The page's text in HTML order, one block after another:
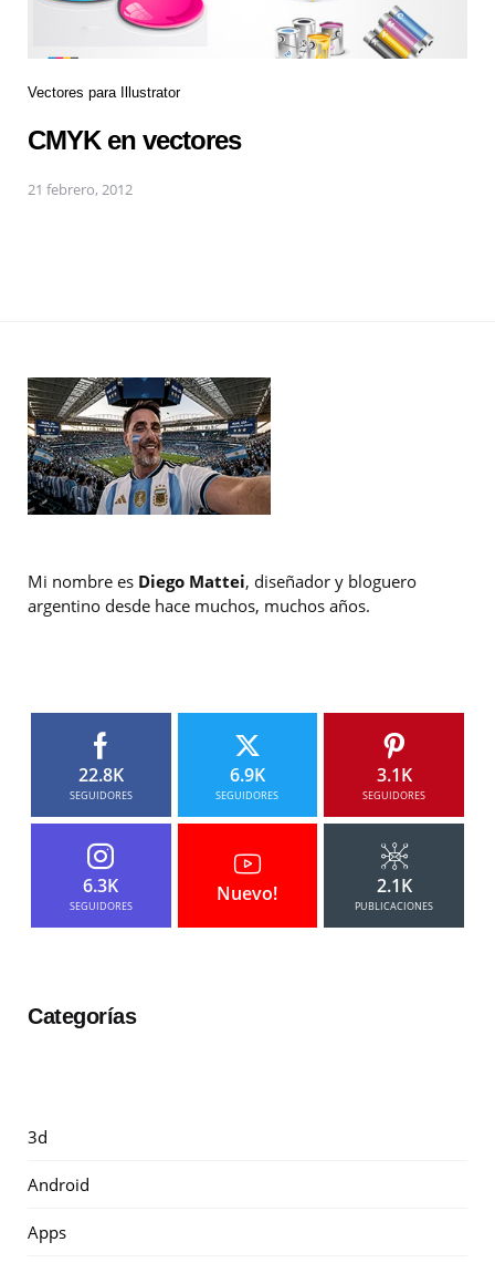
Vectores para Illustrator
CMYK en vectores
21 febrero, 2012
Mi nombre es Diego Mattei, diseñador y bloguero
argentino desde hace muchos, muchos años.
22.8K
SEGUIDORES
6.9K
SEGUIDORES
3.1K
SEGUIDORES
6.3K
SEGUIDORES
Nuevo! 2.1K
PUBLICACIONES
Categorías
3d
Android
Apps